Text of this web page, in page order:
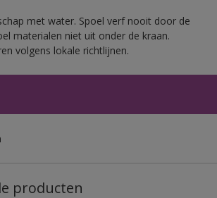
met water. Spoel verf nooit door de
materialen niet uit onder de kraan.
volgens lokale richtlijnen.
producten